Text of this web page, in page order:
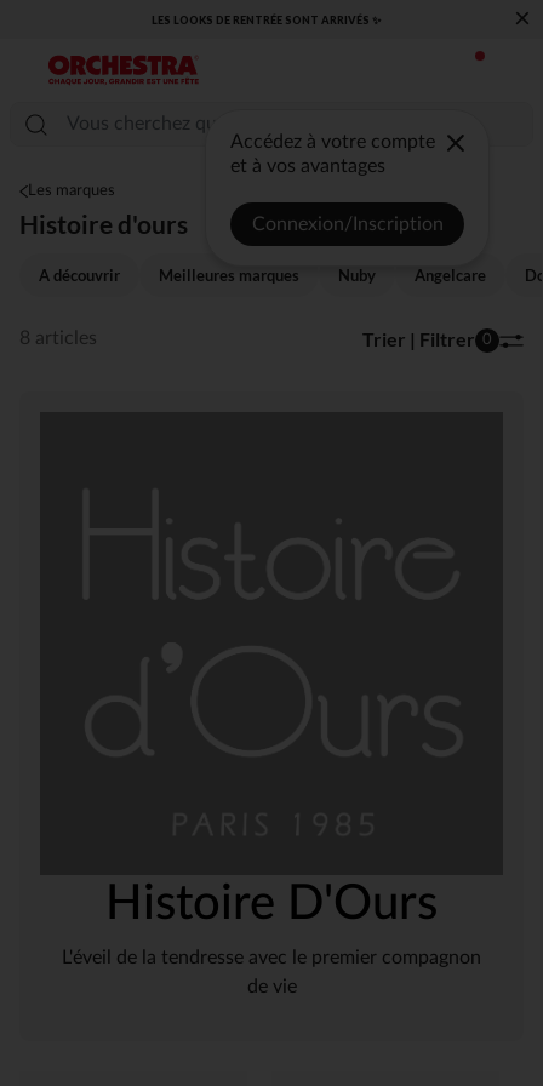
LES LOOKS DE RENTRÉE SONT ARRIVÉS ✨ ×
Accédez à votre compte
et à vos avantages
Connexion/Inscription
Les marques
Histoire d'ours
A découvrir Meilleures marques Nuby Angelcare
8 articles Trier | Filtrer 0
Histoire D'Ours
L'éveil de la tendresse avec le premier compagnon
de vie